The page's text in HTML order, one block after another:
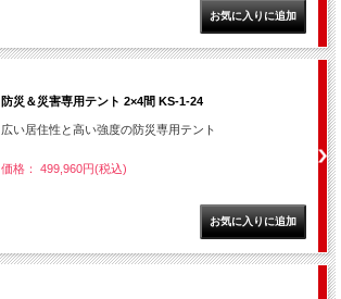
防災＆災害専用テント 2×4間 KS-1-24
広い居住性と高い強度の防災専用テント
価格： 499,960円(税込)